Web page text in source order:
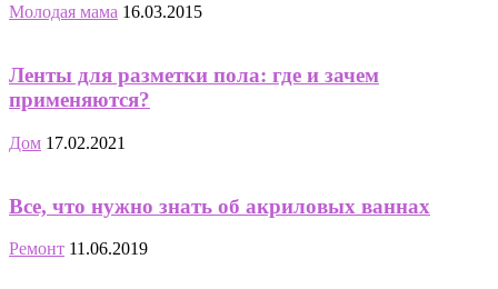
Молодая мама 16.03.2015
Ленты для разметки пола: где и зачем
применяются?
Дом 17.02.2021
Все, что нужно знать об акриловых ваннах
Ремонт 11.06.2019